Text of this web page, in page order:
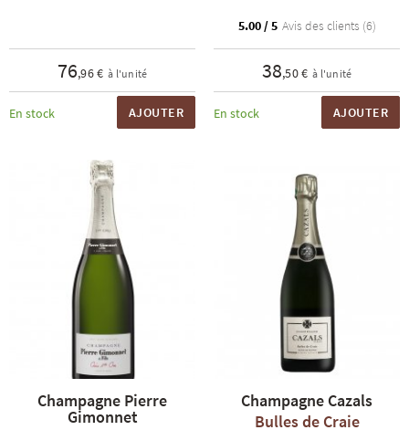
76,96 € à l'unité
En stock AJOUTER
5.00 / 5 Avis des clients (6)
38,50 € à l'unité
En stock AJOUTER
Champagne Pierre
Gimonnet
Champagne Cazals
Bulles de Craie